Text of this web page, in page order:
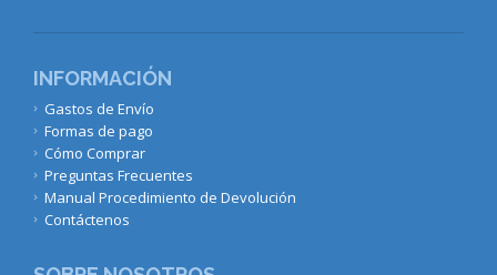
INFORMACIÓN
Gastos de Envío
Formas de pago
Cómo Comprar
Preguntas Frecuentes
Manual Procedimiento de Devolución
Contáctenos